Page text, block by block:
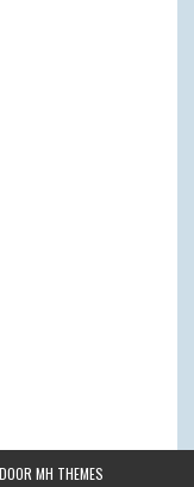
MH THEMES